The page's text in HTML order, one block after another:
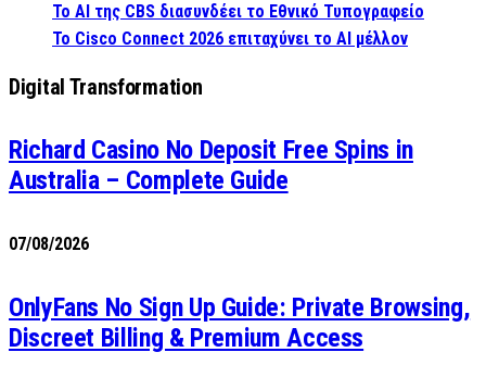
Το AI της CBS διασυνδέει το Εθνικό Τυπογραφείο
Το Cisco Connect 2026 επιταχύνει το AI μέλλον
Digital Transformation
Richard Casino No Deposit Free Spins in
Australia – Complete Guide
07/08/2026
OnlyFans No Sign Up Guide: Private Browsing,
Discreet Billing & Premium Access